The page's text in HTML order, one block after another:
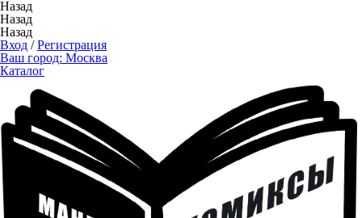
Назад
Назад
Назад
Вход /Регистрация
Ваш город: Москва
Каталог